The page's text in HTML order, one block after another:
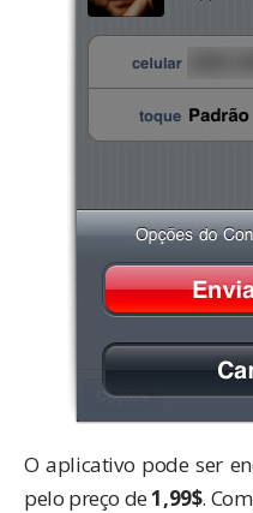
O aplicativo pode ser
pelo preço de1,99$.